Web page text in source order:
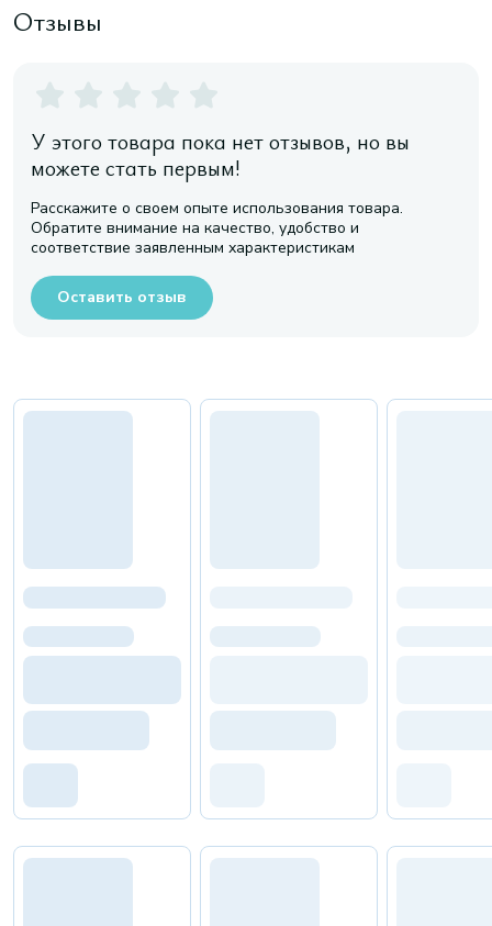
Отзывы
У этого товара пока нет отзывов, но вы
можете стать первым!
Расскажите о своем опыте использования товара.
Обратите внимание на качество, удобство и
соответствие заявленным характеристикам
Оставить отзыв